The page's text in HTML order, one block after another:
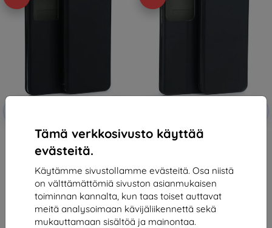
Tämä verkkosivusto käyttää
evästeitä.
Käytämme sivustollamme evästeitä. Osa niistä
on välttämättömiä sivuston asianmukaisen
toiminnan kannalta, kun taas toiset auttavat
meitä analysoimaan kävijäliikennettä sekä
mukauttamaan sisältöä ja mainontaa.
Beline Kirja Magneettinen Kuori
Infinix Note 30 Pro musta
10,90 €
9,81 €
Varastossa > 5 kpl
Beline Kirja Magneettinen Kuori
Infinix Note 30 musta
9,81 €
Varastossa > 5 kpl